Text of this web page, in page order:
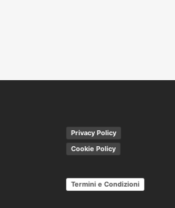
Privacy Policy
Cookie Policy
Termini e Condizioni